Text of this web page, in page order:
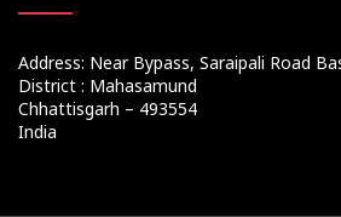
Address: Near Bypass, Saraipali Road
District : Mahasamund
Chhattisgarh – 493554
India